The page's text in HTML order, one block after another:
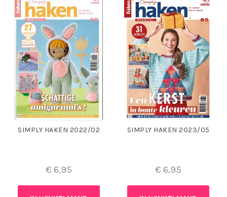
SIMPLY HAKEN 2022/02
€ 6,95
SIMPLY HAKEN 2023/05
€ 6,95